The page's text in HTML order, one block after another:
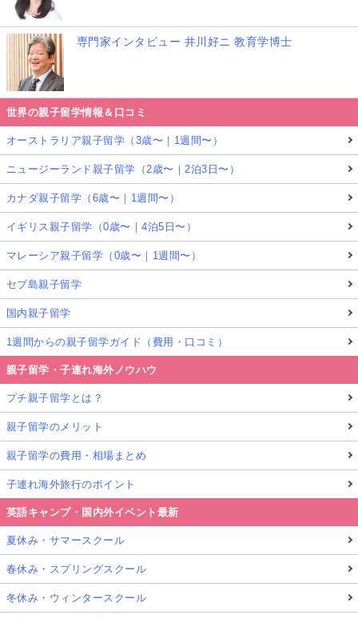
専門家インタビュー 井川好ニ 教育学博士
世界の親子留学情報＆口コミ
オーストラリア親子留学（3歳〜｜1週間〜）
ニュージーランド親子留学（2歳〜｜2泊3日〜）
カナダ親子留学（6歳〜｜1週間〜）
イギリス親子留学（0歳〜｜4泊5日〜）
マレーシア親子留学（0歳〜｜1週間〜）
セブ島親子留学
国内親子留学
1週間からの親子留学ガイド（費用・口コミ）
親子留学・子連れ海外ノウハウ
プチ親子留学とは？
親子留学のメリット
親子留学の費用・相場まとめ
子連れ海外旅行のポイント
英語キャンプ・国内外イベント最新
夏休み・サマースクール
春休み・スプリングスクール
冬休み・ウィンタースクール